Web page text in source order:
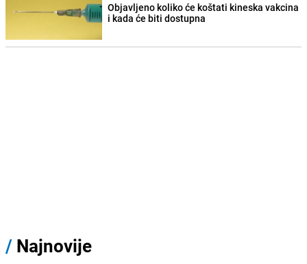
Objavljeno koliko će koštati kineska vakcina
i kada će biti dostupna
/ Najnovije